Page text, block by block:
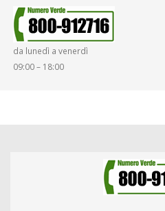
da lunedì a venerdì
09:00 – 18:00